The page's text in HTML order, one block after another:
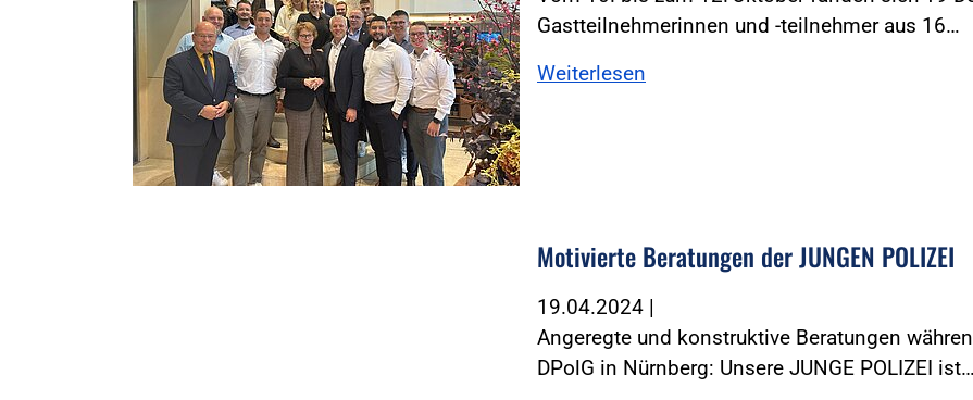
Gastteilnehmerinnen und -teilnehmer aus 16…
Weiterlesen
Motivierte Beratungen der JUNGEN POLIZEI
19.04.2024 |
Angeregte und konstruktive Beratungen
DPolG in Nürnberg: Unsere JUNGE POLIZEI ist…